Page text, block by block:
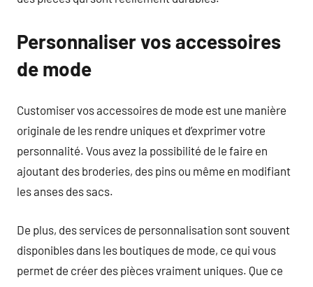
Personnaliser vos accessoires
de mode
Customiser vos accessoires de mode est une manière
originale de les rendre uniques et d’exprimer votre
personnalité. Vous avez la possibilité de le faire en
ajoutant des broderies, des pins ou même en modifiant
les anses des sacs.
De plus, des services de personnalisation sont souvent
disponibles dans les boutiques de mode, ce qui vous
permet de créer des pièces vraiment uniques. Que ce